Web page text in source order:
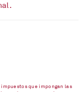
que impongan las